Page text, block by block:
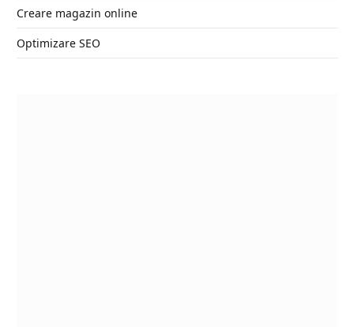
Creare magazin online
Optimizare SEO